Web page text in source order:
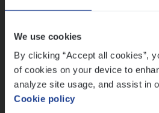
We use cookies
By clicking “Accept all cookies”,
of cookies on your device to
analyze site usage, and assist in
Cookie policy